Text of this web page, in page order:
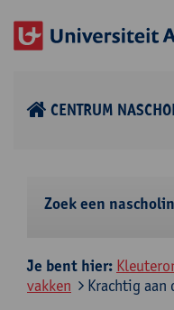
CENTRUM
Zoek een
Je bent hier:
vakken
Krachtig aan